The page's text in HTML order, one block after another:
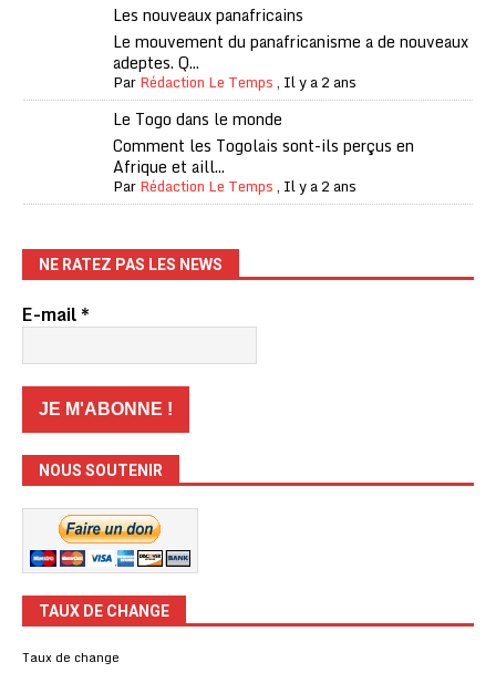
Les nouveaux panafricains
Le mouvement du panafricanisme a de nouveaux
adeptes. Q...
ParRédaction Le Temps, Il y a 2 ans
Le Togo dans le monde
Comment les Togolais sont-ils perçus en
Afrique et aill...
ParRédaction Le Temps, Il y a 2 ans
NE RATEZ PAS LES NEWS
E-mail*
NOUS SOUTENIR
TAUX DE CHANGE
Taux de change